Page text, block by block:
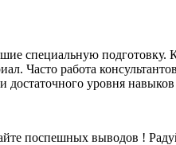
специальную
Часто работа
уровня
поспешных выводов !